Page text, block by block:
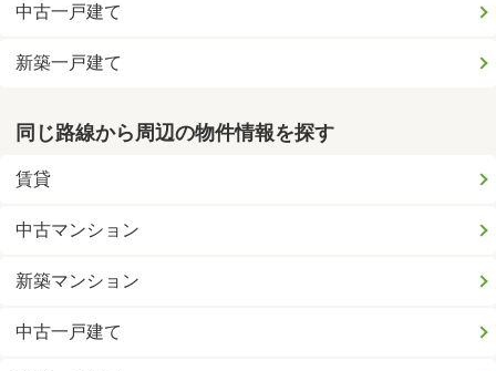
中古一戸建て
新築一戸建て
同じ路線から周辺の物件情報を探す
賃貸
中古マンション
新築マンション
中古一戸建て